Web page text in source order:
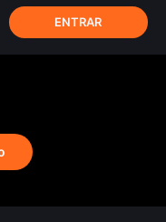
ENTRAR